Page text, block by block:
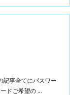
記事全てにパスワー
ドご希望の ...